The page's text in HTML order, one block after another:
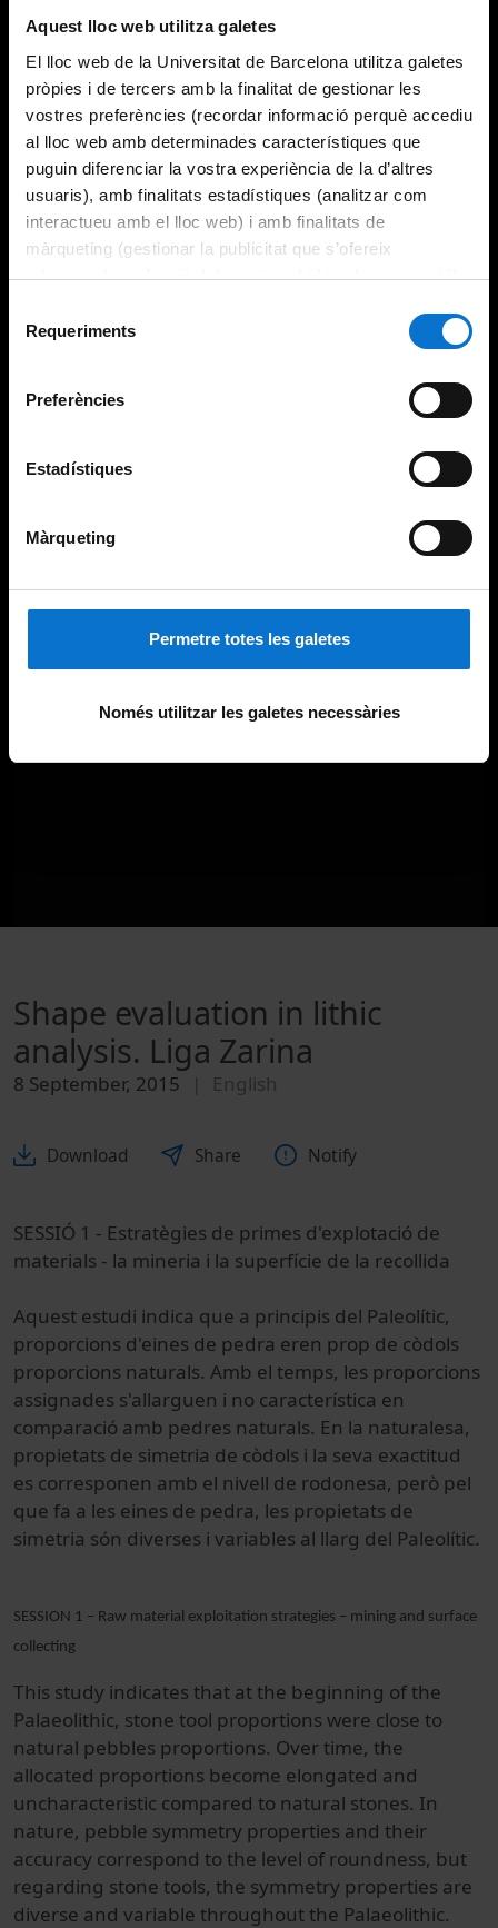
Aquest lloc web utilitza galetes
El lloc web de la Universitat de Barcelona utilitza galetes
pròpies i de tercers amb la finalitat de gestionar les
vostres preferències (recordar informació perquè accediu
al lloc web amb determinades característiques que
puguin diferenciar la vostra experiència de la d’altres
usuaris), amb finalitats estadístiques (analitzar com
interactueu amb el lloc web) i amb finalitats de
màrqueting (gestionar la publicitat que s’ofereix
adequant-la en funció dels vostres hàbits de navegació).
consultar laPolítica de galetes del lloc web de la
Requeriments
Preferències
Estadístiques
Màrqueting
Permetre totes les galetes
Només utilitzar les galetes necessàries
Shape evaluation in lithic
analysis. Liga Zarina
8 September, 2015 English
Download Share Notify
SESSIÓ 1 - Estratègies de primes d'explotació de
materials - la mineria i la superfície de la recollida
Aquest estudi indica que a principis del Paleolític,
proporcions d'eines de pedra eren prop de còdols
proporcions naturals. Amb el temps, les proporcions
assignades s'allarguen i no característica en
comparació amb pedres naturals. En la naturalesa,
propietats de simetria de còdols i la seva exactitud
es corresponen amb el nivell de rodonesa, però pel
que fa a les eines de pedra, les propietats de
simetria són diverses i variables al llarg del Paleolític.
SESSION 1 – Raw material exploitation strategies – mining and surface
collecting
This study indicates that at the beginning of the
Palaeolithic, stone tool proportions were close to
natural pebbles proportions. Over time, the
allocated proportions become elongated and
uncharacteristic compared to natural stones. In
nature, pebble symmetry properties and their
accuracy correspond to the level of roundness, but
regarding stone tools, the symmetry properties are
diverse and variable throughout the Palaeolithic.